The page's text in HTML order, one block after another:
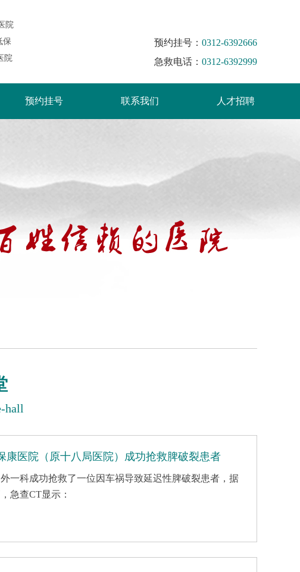
院
保
院
预约挂号： 0312-6392666
急救电话： 0312-6392999
预约挂号 联系我们 人才招聘
hall
医院（原十八局医院）成功抢救脾破裂患者
一科成功抢救了一位因车祸导致延迟性脾破裂患者，据
急查CT显示：